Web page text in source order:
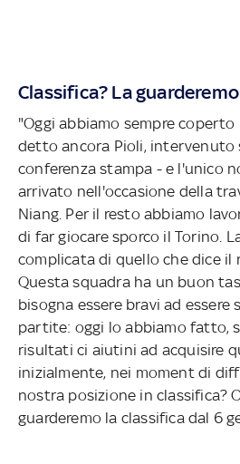
Classifica? La
"Oggi abbiamo sempre
detto ancora Pioli, intervenuto
conferenza stampa - e l'unico
arrivato nell'occasione della
Niang. Per il resto abbiamo
di far giocare sporco il Torino.
complicata di quello che dice il
Questa squadra ha un buon
bisogna essere bravi ad essere
partite: oggi lo abbiamo fatto,
risultati ci aiutini ad acquisire
inizialmente, nei moment di
nostra posizione in classifica?
guarderemo la classifica dal 6